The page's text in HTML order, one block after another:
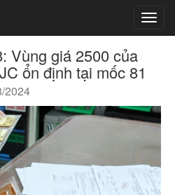
Vùng giá 2500 của
ổn định tại mốc 81
2024